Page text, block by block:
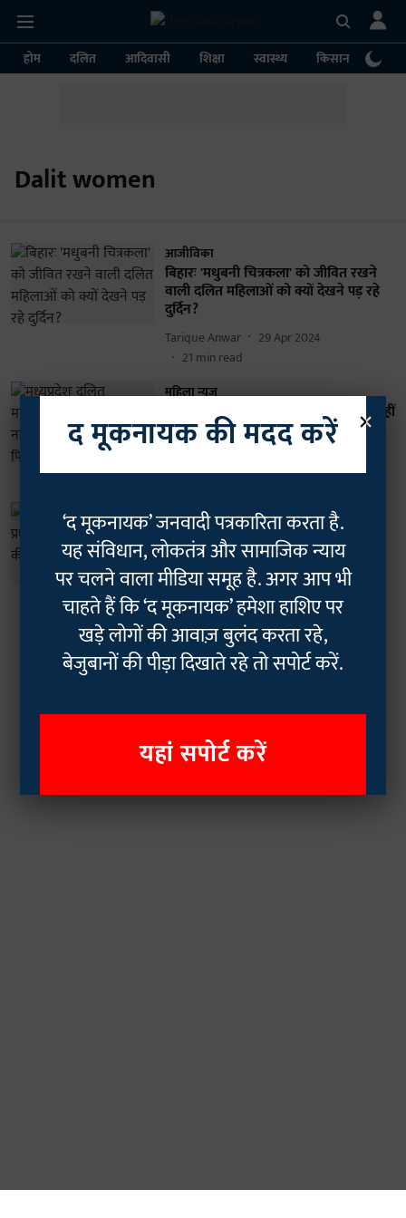
होम दलित आदिवासी शिक्षा स्वास्थ्य किसान
Dalit women
आजीविका
बिहारः 'मधुबनी चित्रकला' को जीवित रखने
वाली दलित महिलाओं को क्यों देखने पड़ रहे
दुर्दिन?
Tarique Anwar
29 Apr 2024
21 min read
महिला न्यूज़
मध्यप्रदेशः दलित महिलाओं को नलकूपों से नहीं
भरने दे रहे पानी, जानिए फिर क्या हुआ?
3min read
दलित
उत्तर प्रदेशः घर में घुसकर प्रधान ने दलित
किशोरी से की छेड़खानी
The Mooknayak
07 Dec 2023
2min read
Read More
×
द मूकनायक की मदद करें
‘द मूकनायक’ जनवादी पत्रकारिता करता है.
यह संविधान, लोकतंत्र और सामाजिक न्याय
पर चलने वाला मीडिया समूह है. अगर आप भी
चाहते हैं कि ‘द मूकनायक’ हमेशा हाशिए पर
खड़े लोगों की आवाज़ बुलंद करता रहे,
बेजुबानों की पीड़ा दिखाते रहे तो सपोर्ट करें.
यहां सपोर्ट करें